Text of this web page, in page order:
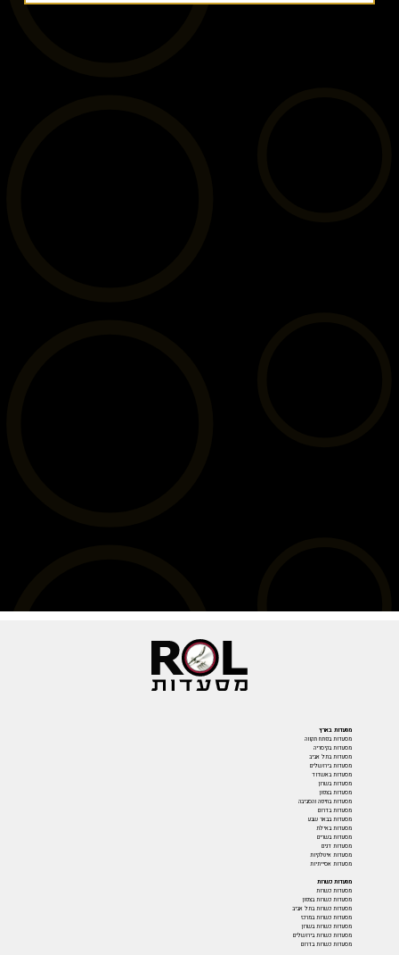
מסעדות בארץ
מסעדות בפתח תקווה
מסעדות בקיסריה
מסעדות בתל אביב
מסעדות בירושלים
מסעדות באשדוד
מסעדות בשרון
מסעדות בצפון
מסעדות בחיפה והסביבה
מסעדות בדרום
מסעדות בבאר שבע
מסעדות באילת
מסעדות בשרים
מסעדות דגים
מסעדות איטלקיות
מסעדות אסייתיות
מסעדות כשרות
מסעדות כשרות
מסעדות כשרות בצפון
מסעדות כשרות בתל אביב
מסעדות כשרות במרכז
מסעדות כשרות בשרון
מסעדות כשרות בירושלים
מסעדות כשרות בדרום